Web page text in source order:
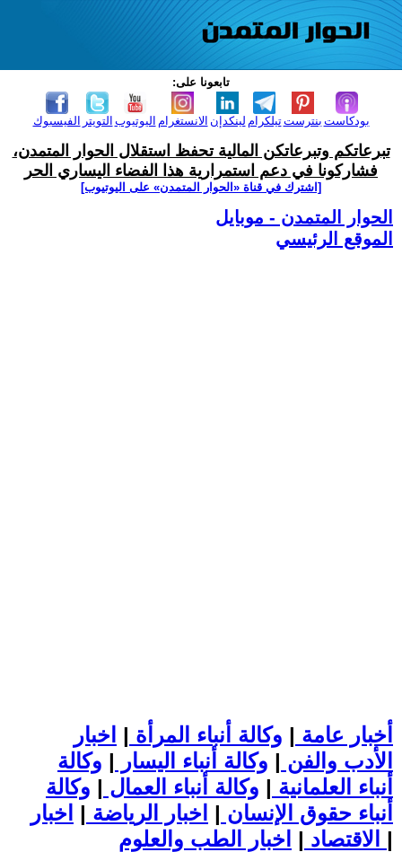
تابعونا على:
الفيسبوك التويتر اليوتيوب الانستغرام لينكدإن تيلكرامبنترست بودكاست
تبرعاتكم وتبرعاتكن المالية تحفظ استقلال الحوار المتمدن،
فشاركونا في دعم استمرارية هذا الفضاء اليساري الحر
[اشترك في قناة ‫«الحوار المتمدن» على اليوتيوب]
الحوار المتمدن - موبايل
الموقع الرئيسي
أخبار عامة | وكالة أنباء المرأة | اخبار
الأدب والفن | وكالة أنباء اليسار | وكالة
أنباء العلمانية | وكالة أنباء العمال | وكالة
أنباء حقوق الإنسان | اخبار الرياضة | اخبار
الاقتصاد | |